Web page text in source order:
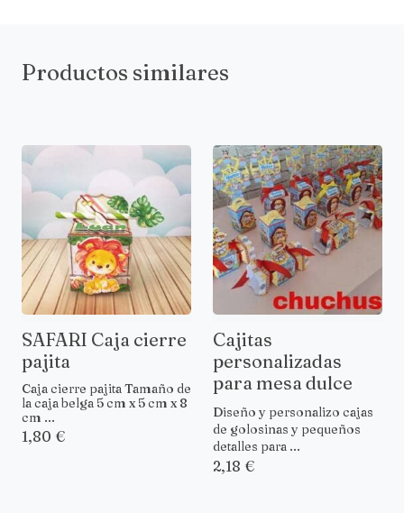
Productos similares
SAFARI Caja cierre
pajita
Caja cierre pajita Tamaño de
la caja belga 5 cm x 5 cm x 8
cm ...
1,80 €
Cajitas
personalizadas
para mesa dulce
Diseño y personalizo cajas
de golosinas y pequeños
detalles para ...
2,18 €